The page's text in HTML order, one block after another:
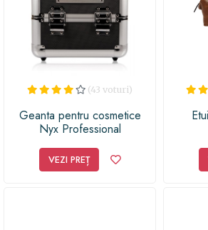
(43 voturi)
Geanta pentru cosmetice
Nyx Professional
VEZI PREȚ